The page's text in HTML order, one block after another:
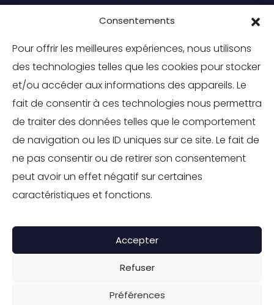
Consentements
Pour offrir les meilleures expériences, nous utilisons
des technologies telles que les cookies pour stocker
et/ou accéder aux informations des appareils. Le
fait de consentir à ces technologies nous permettra
de traiter des données telles que le comportement
de navigation ou les ID uniques sur ce site. Le fait de
ne pas consentir ou de retirer son consentement
peut avoir un effet négatif sur certaines
caractéristiques et fonctions.
Accepter
Refuser
Préférences
BRANCHES
MOBILITÉS
TOURISME
ENVIRONNEMENT
IMMOBILIER
SOCIÉTÉ À MISSION
GROUPE IPPOLITO
-Politique de confidentialité